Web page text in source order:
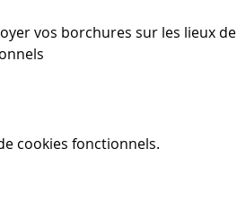
vos borchures sur les lieux de
cookies fonctionnels.